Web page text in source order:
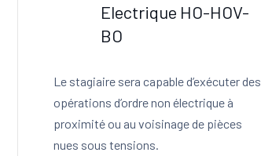
Electrique HO-HOV-
BO
Le stagiaire sera capable d’exécuter des
opérations d’ordre non électrique à
proximité ou au voisinage de pièces
nues sous tensions.